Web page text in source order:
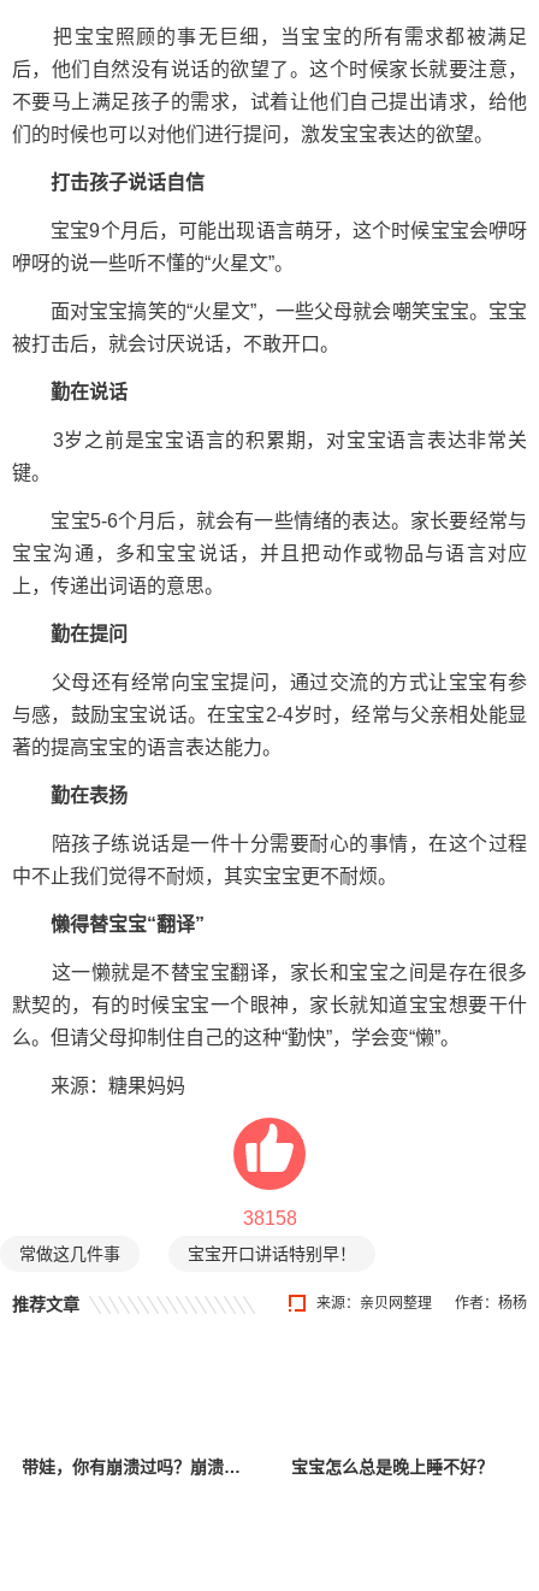
把宝宝照顾的事无巨细，当宝宝的所有需求都被满足
后，他们自然没有说话的欲望了。这个时候家长就要注意，
不要马上满足孩子的需求，试着让他们自己提出请求，给他
们的时候也可以对他们进行提问，激发宝宝表达的欲望。
打击孩子说话自信
宝宝9个月后，可能出现语言萌牙，这个时候宝宝会咿呀
咿呀的说一些听不懂的“火星文”。
面对宝宝搞笑的“火星文”，一些父母就会嘲笑宝宝。宝宝
被打击后，就会讨厌说话，不敢开口。
勤在说话
3岁之前是宝宝语言的积累期，对宝宝语言表达非常关
键。
宝宝5-6个月后，就会有一些情绪的表达。家长要经常与
宝宝沟通，多和宝宝说话，并且把动作或物品与语言对应
上，传递出词语的意思。
勤在提问
父母还有经常向宝宝提问，通过交流的方式让宝宝有参
与感，鼓励宝宝说话。在宝宝2-4岁时，经常与父亲相处能显
著的提高宝宝的语言表达能力。
勤在表扬
陪孩子练说话是一件十分需要耐心的事情，在这个过程
中不止我们觉得不耐烦，其实宝宝更不耐烦。
懒得替宝宝“翻译”
这一懒就是不替宝宝翻译，家长和宝宝之间是存在很多
默契的，有的时候宝宝一个眼神，家长就知道宝宝想要干什
么。但请父母抑制住自己的这种“勤快”，学会变“懒”。
来源：糖果妈妈
38158
常做这几件事 宝宝开口讲话特别早！
来源：亲贝网整理 作者：杨杨
推荐文章
带娃，你有崩溃过吗？崩溃以后该怎么办？ 宝宝怎么总是晚上睡不好？